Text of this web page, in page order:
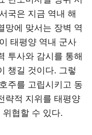
국은 지금 역내 해
망에 맞서는 장벽 역
태평양 역내 군사
투사와 감시를 통해
챙길 것이다. 그렇
주를 고립시키고 동
략적 지위를 태평양
협할 수 있다.